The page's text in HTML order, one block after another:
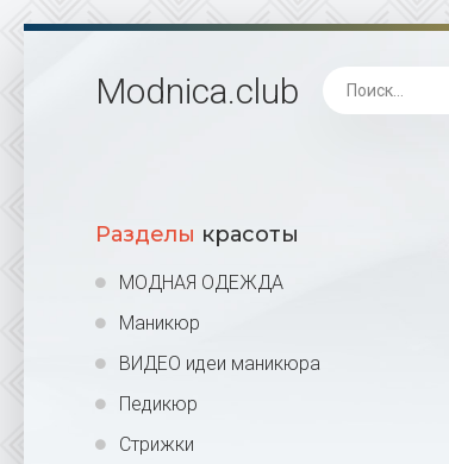
Modnica.club
Разделы красоты
МОДНАЯ ОДЕЖДА
Маникюр
ВИДЕО идеи маникюра
Педикюр
Стрижки